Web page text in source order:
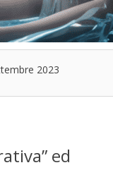
2023
ed